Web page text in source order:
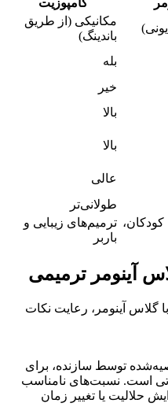
کامپوزیت
مکانیکی (از طریق
باندینگ)
بله
خیر
بالا
بالا
عالی
طولانی‌تر
ترمیم‌های زیبایی و
باربر
آینومر ترمیمی
با گلاس آینومر، رعایت نکات
توسط سازنده، برای
است. نسبت‌های نامناسب
حلالیت یا تغییر زمان